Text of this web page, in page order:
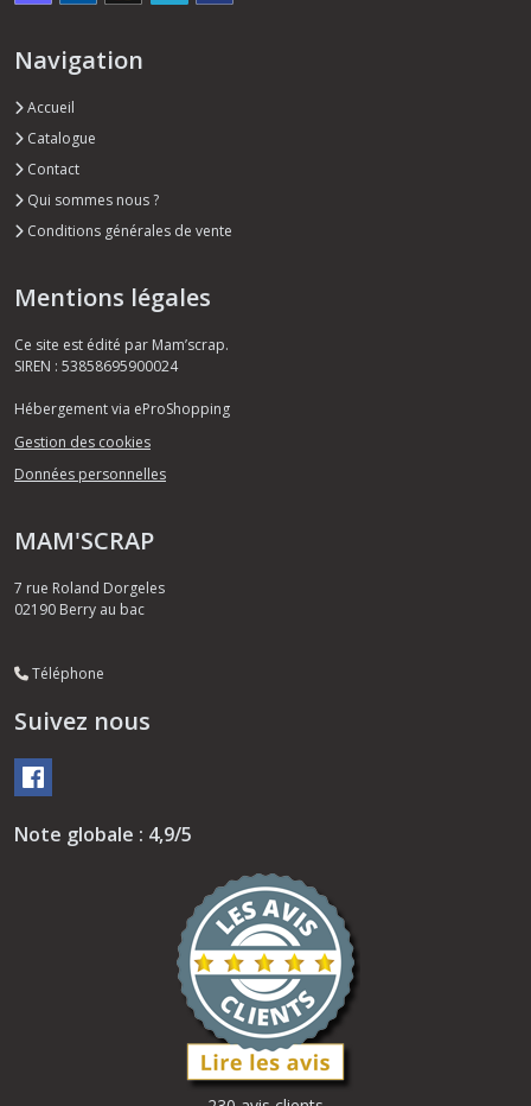
Navigation
Accueil
Catalogue
Contact
Qui sommes nous ?
Conditions générales de vente
Mentions légales
Ce site est édité par Mam’scrap.
SIREN : 53858695900024
Hébergement via eProShopping
Gestion des cookies
Données personnelles
MAM'SCRAP
7 rue Roland Dorgeles
02190 Berry au bac
Téléphone
Suivez nous
Note globale : 4,9/5